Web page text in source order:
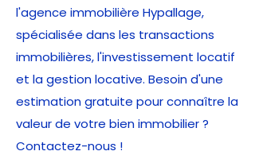
l'agence immobilière Hypallage,
spécialisée dans les transactions
immobilières, l'investissement locatif
et la gestion locative. Besoin d'une
estimation gratuite pour connaître la
valeur de votre bien immobilier ?
Contactez-nous !